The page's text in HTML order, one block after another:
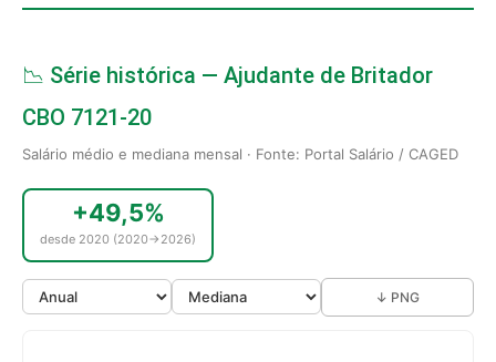
📉 Série histórica — Ajudante de Britador
CBO 7121-20
Salário médio e mediana mensal · Fonte: Portal Salário / CAGED
+49,5%
desde 2020 (2020→2026)
↓ PNG